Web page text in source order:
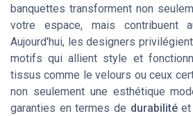
banquettes transforment non
votre espace, mais contribuent
Aujourd'hui, les designers
motifs qui allient style et
tissus comme le velours ou ceux
non seulement une esthétique
garanties en termes de durabilitéet